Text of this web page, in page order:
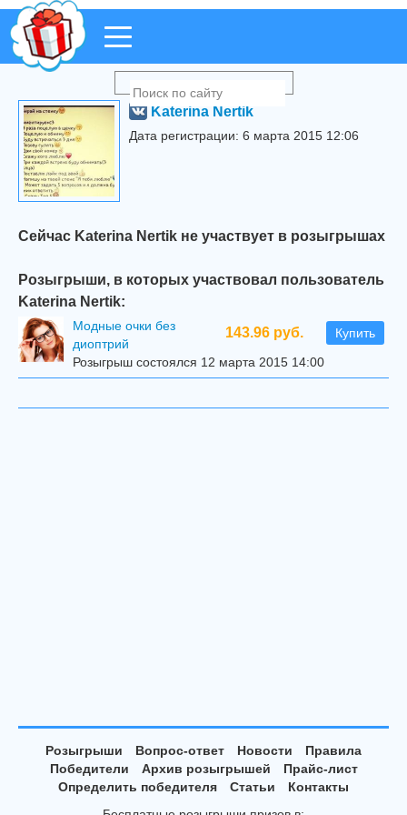
Katerina Nertik
Дата регистрации: 6 марта 2015 12:06
Сейчас Katerina Nertik не участвует в розыгрышах
Розыгрыши, в которых участвовал пользователь
Katerina Nertik:
143.96 руб. Купить
Модные очки без
диоптрий
Розыгрыш состоялся 12 марта 2015 14:00
Розыгрыши Вопрос-ответ Новости
Правила
Победители
Архив розыгрышей
Прайс-лист
Определить победителя
Статьи
Контакты